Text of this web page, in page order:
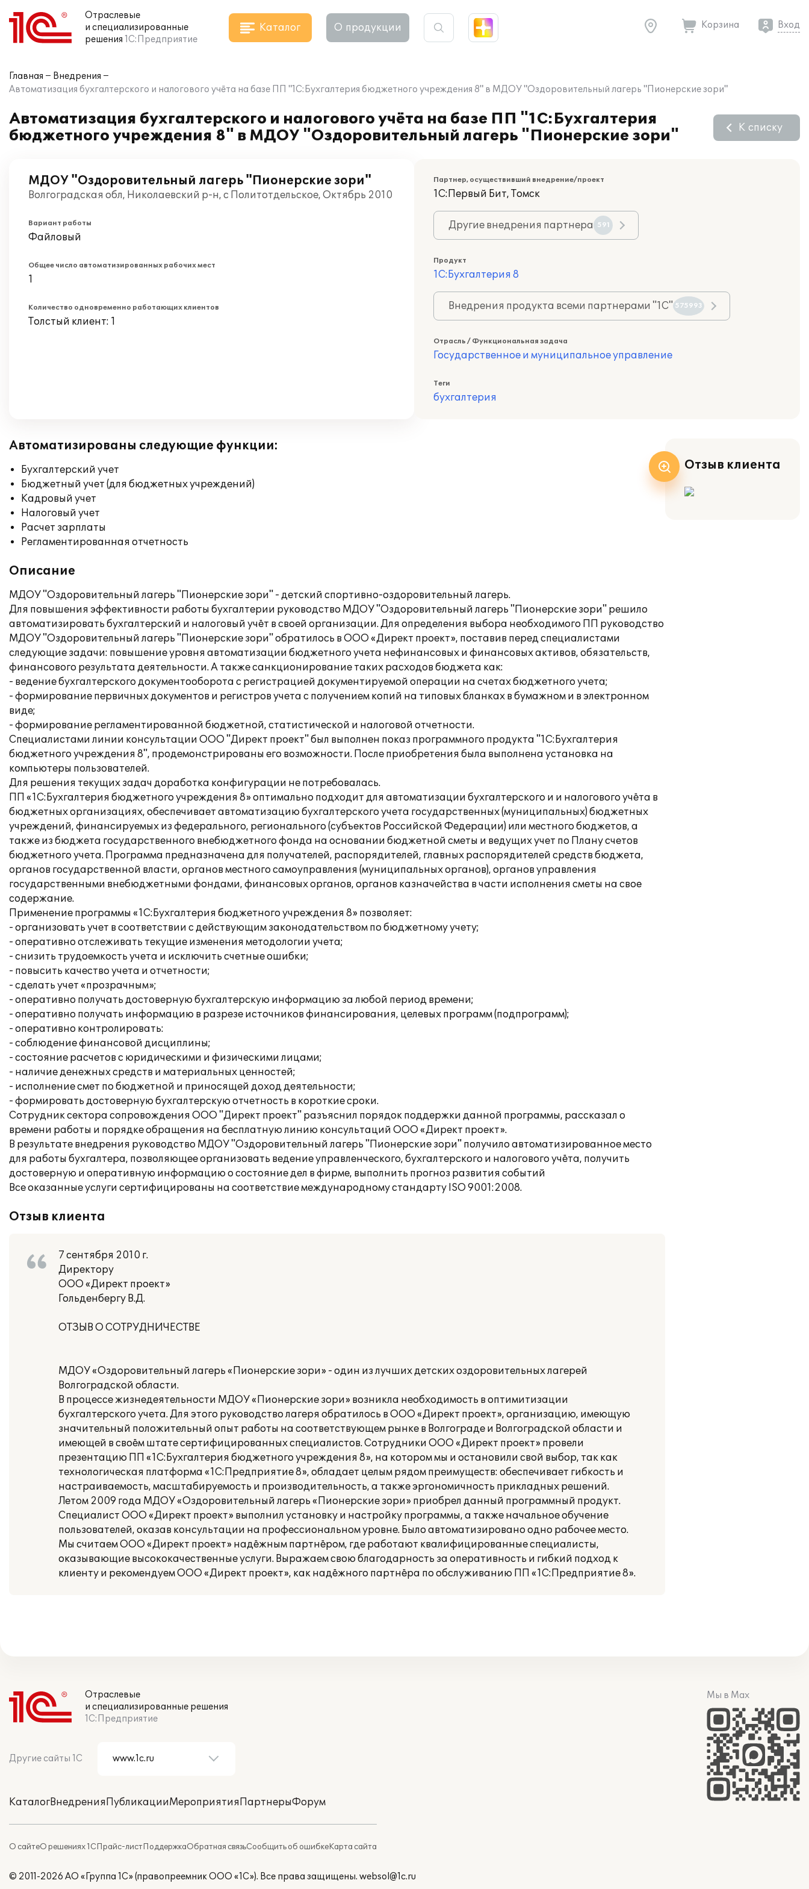
Отраслевые
и специализированные
решения 1С:Предприятие
Каталог О продукции Корзина Вход
Главная
Внедрения
Автоматизация бухгалтерского и налогового учёта на базе ПП "1С:Бухгалтерия бюджетного учреждения 8" в МДОУ "Оздоровительный лагерь "Пионерские зори"
Автоматизация бухгалтерского и налогового учёта на базе ПП "1С:Бухгалтерия
бюджетного учреждения 8" в МДОУ "Оздоровительный лагерь "Пионерские зори"
К списку
МДОУ "Оздоровительный лагерь "Пионерские зори"
Волгоградская обл, Николаевский р-н, с Политотдельское, Октябрь 2010
Вариант работы
Файловый
Общее число автоматизированных рабочих мест
1
Количество одновременно работающих клиентов
Толстый клиент: 1
Партнер, осуществивший внедрение/проект
1С:Первый Бит, Томск
Другие внедрения партнера 591
Продукт
1С:Бухгалтерия 8
Внедрения продукта всеми партнерами "1С" 575993
Отрасль / Функциональная задача
Государственное и муниципальное управление
Теги
бухгалтерия
Автоматизированы следующие функции:
Бухгалтерский учет
Бюджетный учет (для бюджетных учреждений)
Кадровый учет
Налоговый учет
Расчет зарплаты
Регламентированная отчетность
Описание
МДОУ "Оздоровительный лагерь "Пионерские зори" - детский спортивно-оздоровительный лагерь.
Для повышения эффективности работы бухгалтерии руководство МДОУ "Оздоровительный лагерь "Пионерские зори" решило
автоматизировать бухгалтерский и налоговый учёт в своей организации. Для определения выбора необходимого ПП руководство
МДОУ "Оздоровительный лагерь "Пионерские зори" обратилось в ООО «Директ проект», поставив перед специалистами
следующие задачи: повышение уровня автоматизации бюджетного учета нефинансовых и финансовых активов, обязательств,
финансового результата деятельности. А также санкционирование таких расходов бюджета как:
- ведение бухгалтерского документооборота с регистрацией документируемой операции на счетах бюджетного учета;
- формирование первичных документов и регистров учета с получением копий на типовых бланках в бумажном и в электронном
виде;
- формирование регламентированной бюджетной, статистической и налоговой отчетности.
Специалистами линии консультации ООО "Директ проект" был выполнен показ программного продукта "1С:Бухгалтерия
бюджетного учреждения 8", продемонстрированы его возможности. После приобретения была выполнена установка на
компьютеры пользователей.
Для решения текущих задач доработка конфигурации не потребовалась.
ПП «1С:Бухгалтерия бюджетного учреждения 8» оптимально подходит для автоматизации бухгалтерского и и налогового учёта в
бюджетных организациях, обеспечивает автоматизацию бухгалтерского учета государственных (муниципальных) бюджетных
учреждений, финансируемых из федерального, регионального (субъектов Российской Федерации) или местного бюджетов, а
также из бюджета государственного внебюджетного фонда на основании бюджетной сметы и ведущих учет по Плану счетов
бюджетного учета. Программа предназначена для получателей, распорядителей, главных распорядителей средств бюджета,
органов государственной власти, органов местного самоуправления (муниципальных органов), органов управления
государственными внебюджетными фондами, финансовых органов, органов казначейства в части исполнения сметы на свое
содержание.
Применение программы «1С:Бухгалтерия бюджетного учреждения 8» позволяет:
- организовать учет в соответствии с действующим законодательством по бюджетному учету;
- оперативно отслеживать текущие изменения методологии учета;
- снизить трудоемкость учета и исключить счетные ошибки;
- повысить качество учета и отчетности;
- сделать учет «прозрачным»;
- оперативно получать достоверную бухгалтерскую информацию за любой период времени;
- оперативно получать информацию в разрезе источников финансирования, целевых программ (подпрограмм);
- оперативно контролировать:
- соблюдение финансовой дисциплины;
- состояние расчетов с юридическими и физическими лицами;
- наличие денежных средств и материальных ценностей;
- исполнение смет по бюджетной и приносящей доход деятельности;
- формировать достоверную бухгалтерскую отчетность в короткие сроки.
Сотрудник сектора сопровождения ООО "Директ проект" разъяснил порядок поддержки данной программы, рассказал о
времени работы и порядке обращения на бесплатную линию консультаций ООО «Директ проект».
В результате внедрения руководство МДОУ "Оздоровительный лагерь "Пионерские зори" получило автоматизированное место
для работы бухгалтера, позволяющее организовать ведение управленческого, бухгалтерского и налогового учёта, получить
достоверную и оперативную информацию о состояние дел в фирме, выполнить прогноз развития событий
Все оказанные услуги сертифицированы на соответствие международному стандарту ISO 9001:2008.
Отзыв клиента
7 сентября 2010 г.
Директору
ООО «Директ проект»
Гольденбергу В.Д.
ОТЗЫВ О СОТРУДНИЧЕСТВЕ
МДОУ «Оздоровительный лагерь «Пионерские зори» - один из лучших детских оздоровительных лагерей
Волгоградской области.
В процессе жизнедеятельности МДОУ «Пионерские зори» возникла необходимость в оптимитизации
бухгалтерского учета. Для этого руководство лагеря обратилось в ООО «Директ проект», организацию, имеющую
значительный положительный опыт работы на соответствующем рынке в Волгограде и Волгоградской области и
имеющей в своём штате сертифицированных специалистов. Сотрудники ООО «Директ проект» провели
презентацию ПП «1С:Бухгалтерия бюджетного учреждения 8», на котором мы и остановили свой выбор, так как
технологическая платформа «1С:Предприятие 8», обладает целым рядом преимуществ: обеспечивает гибкость и
настраиваемость, масштабируемость и производительность, а также эргономичность прикладных решений.
Летом 2009 года МДОУ «Оздоровительный лагерь «Пионерские зори» приобрел данный программный продукт.
Специалист ООО «Директ проект» выполнил установку и настройку программы, а также начальное обучение
пользователей, оказав консультации на профессиональном уровне. Было автоматизировано одно рабочее место.
Мы считаем ООО «Директ проект» надёжным партнёром, где работают квалифицированные специалисты,
оказывающие высококачественные услуги. Выражаем свою благодарность за оперативность и гибкий подход к
клиенту и рекомендуем ООО «Директ проект», как надёжного партнёра по обслуживанию ПП «1С:Предприятие 8».
Отзыв клиента
Отраслевые
и специализированные решения
1С:Предприятие
Другие сайты 1С
КаталогВнедренияПубликацииМероприятияПартнерыФорум
О сайтеО решениях 1СПрайс-листПоддержкаОбратная связьСообщить об ошибкеКарта сайта
Мы в Max
© 2011-2026 АО «Группа 1С» (правопреемник ООО «1С»). Все права защищены. websol@1c.ru